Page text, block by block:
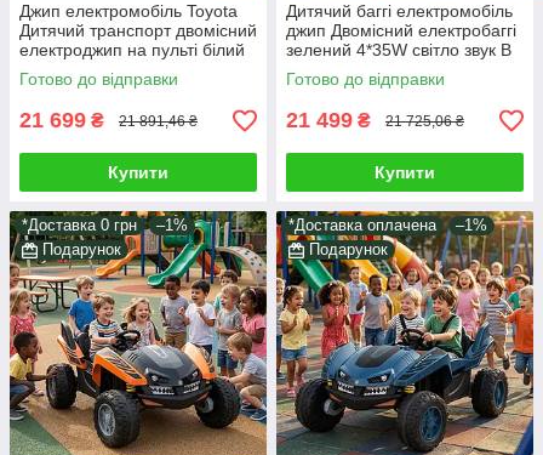
Джип електромобіль Toyota
Дитячий транспорт двомісний
електроджип на пульті білий
світ звук у наборі подарунок
Готово до відправки
21 699 ₴ 21 891,46 ₴
Купити
Дитячий баггі електромобіль
джип Двомісний електробаггі
зелений 4*35W світло звук В
комплекті пульт і подарунок
Готово до відправки
21 499 ₴ 21 725,06 ₴
Купити
*Доставка 0 грн
–1%
Подарунок
*Доставка оплачена
–1%
Подарунок